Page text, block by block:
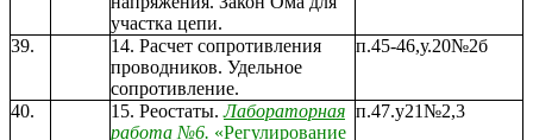
участка цепи.
39.
14. Расчет сопротивления
проводников. Удельное
сопротивление.
п.45-46,у.20№2б
40. 15. Реостаты.Лабораторная
работа №6. «Регулирование
п.47.у21№2,3